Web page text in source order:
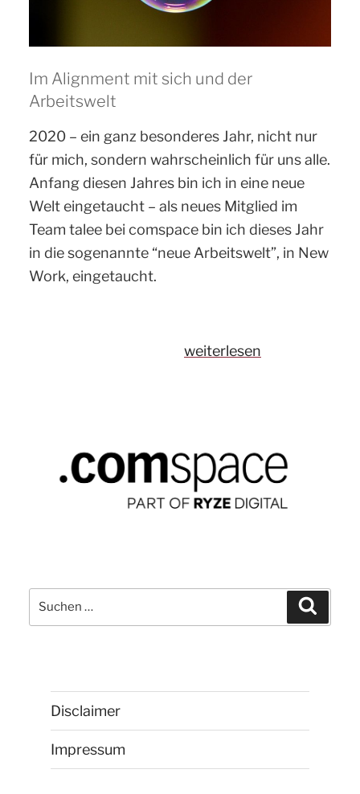
Im Alignment mit sich und der
Arbeitswelt
2020 – ein ganz besonderes Jahr, nicht nur
für mich, sondern wahrscheinlich für uns alle.
Anfang diesen Jahres bin ich in eine neue
Welt eingetaucht – als neues Mitglied im
Team talee bei comspace bin ich dieses Jahr
in die sogenannte “neue Arbeitswelt”, in New
Work, eingetaucht.
„Als
weiterlesen
Suchen
nach:
Disclaimer
Impressum